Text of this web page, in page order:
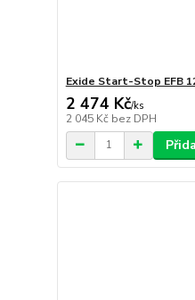
Exide Start-Stop EFB
2 474 Kč/ks
2 045 Kč bez DPH